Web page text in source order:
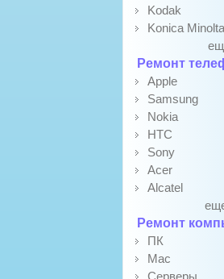
Kodak
Konica Minolta
Ремонт
Apple
Samsung
Nokia
HTC
Sony
Acer
Alcatel
Ремонт
ПК
Mac
Серверы